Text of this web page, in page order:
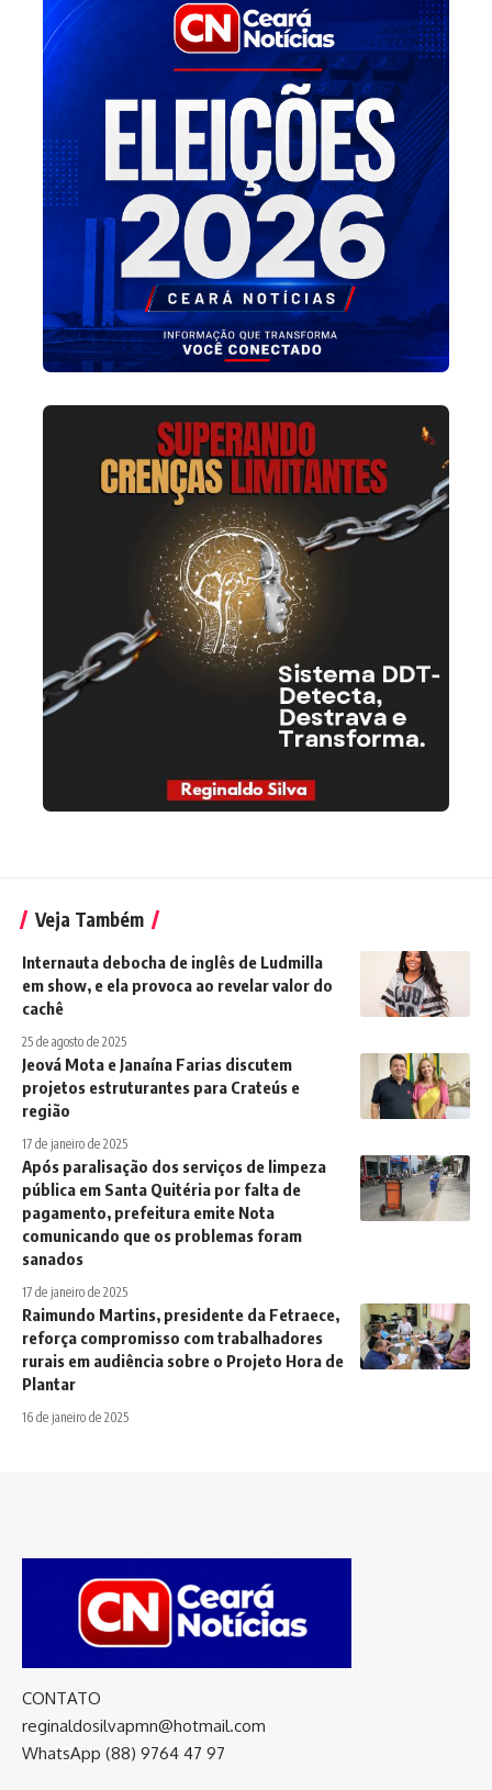
Veja Também
Internauta debocha de inglês de Ludmilla
em show, e ela provoca ao revelar valor do
cachê
25 de agosto de 2025
Jeová Mota e Janaína Farias discutem
projetos estruturantes para Crateús e
região
17 de janeiro de 2025
Após paralisação dos serviços de limpeza
pública em Santa Quitéria por falta de
pagamento, prefeitura emite Nota
comunicando que os problemas foram
sanados
17 de janeiro de 2025
Raimundo Martins, presidente da Fetraece,
reforça compromisso com trabalhadores
rurais em audiência sobre o Projeto Hora de
Plantar
16 de janeiro de 2025
CONTATO
reginaldosilvapmn@hotmail.com
WhatsApp (88) 9764 47 97